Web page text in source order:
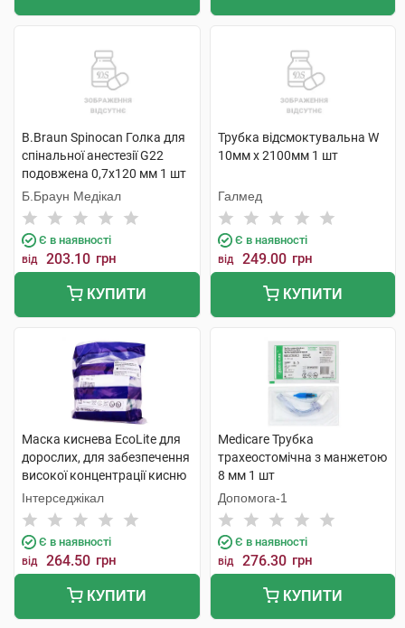
B.Braun Spinocan Голка для
спінальної анестезії G22
подовжена 0,7х120 мм 1 шт
Б.Браун Медікал
Є в наявності
від 203.10 грн
КУПИТИ
Трубка відсмоктувальна W
10мм х 2100мм 1 шт
Галмед
Є в наявності
від 249.00 грн
КУПИТИ
Маска киснева EcoLite для
дорослих, для забезпечення
високої концентрації кисню
з кисневою трубкою 1 шт
Інтерседжікал
Є в наявності
від 264.50 грн
КУПИТИ
Medicare Трубка
трахеостомічна з манжетою
8 мм 1 шт
Допомога-1
Є в наявності
від 276.30 грн
КУПИТИ